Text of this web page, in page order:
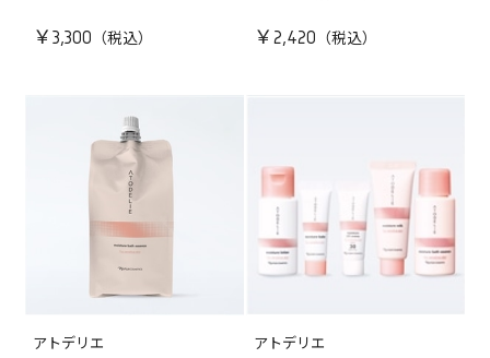
￥3,300 ￥2,420
アトデリエ アトデリエ